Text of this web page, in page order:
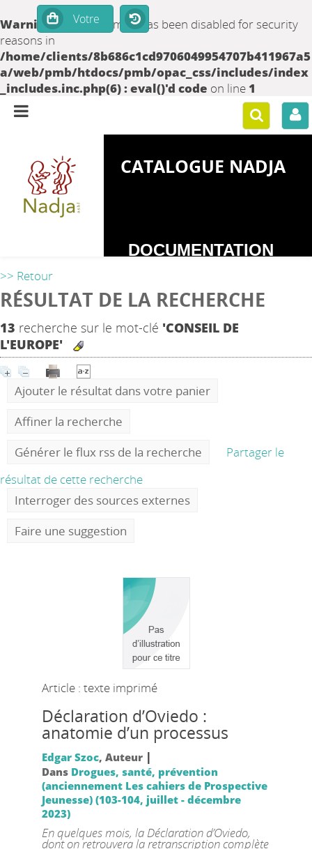
Warning: set_time_limit() has been disabled for security
reasons in
/home/clients/8b686c1cd9706049954707b411967a5
a/web/pmb/htdocs/pmb/opac_css/includes/index
_includes.inc.php(6) : eval()'d code on line 1
CATALOGUE NADJA
DOCUMENTATION
DEPENDANCES
>> Retour
RÉSULTAT DE LA RECHERCHE
13 recherche sur le mot-clé 'CONSEIL DE
L'EUROPE'
Ajouter le résultat dans votre panier
Affiner la recherche
Générer le flux rss de la recherche
Partager le
résultat de cette recherche
Interroger des sources externes
Faire une suggestion
Article : texte imprimé
Déclaration d’Oviedo :
anatomie d’un processus
Edgar Szoc, Auteur |
Dans Drogues, santé, prévention
(anciennement Les cahiers de Prospective
Jeunesse) (103-104, juillet - décembre
2023)
En quelques mois, la Déclaration d’Oviedo,
dont on retrouvera la retranscription complète